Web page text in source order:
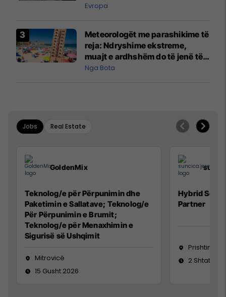
Evropa
Meteorologët me parashikime të
reja: Ndryshime ekstreme,
muajt e ardhshëm do të jenë të
pazakontë
Nga Bota
Jobs Real Estate
GoldenMix
Teknolog/e për Përpunimin dhe
Paketimin e Sallatave; Teknolog/e
Për Përpunimin e Brumit;
Teknolog/e për Menaxhimin e
Sigurisë së Ushqimit
Mitrovicë
15 Gusht 2026
Hybrid
Partner
Prishtinë
2 Shtator